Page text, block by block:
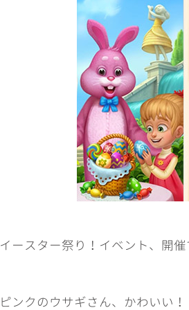
イースター祭り！イベント、開
ピンクのウサギさん、かわいい！